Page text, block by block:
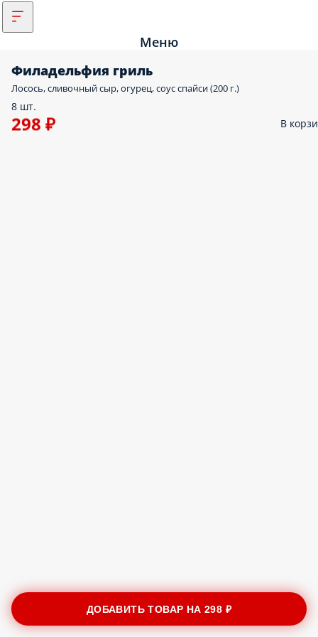
Меню
Филадельфия гриль
Лосось, сливочный сыр, огурец, соус спайси (200 г.)
8 шт.
298 ₽ В
ДОБАВИТЬ ТОВАР НА298 ₽